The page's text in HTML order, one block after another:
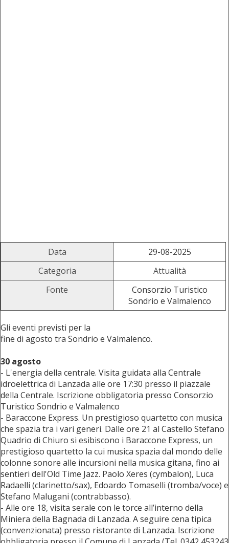
Data
29-08-2025
Categoria
Attualità
Fonte
Consorzio Turistico
Sondrio e Valmalenco
Gli eventi previsti per la
fine di agosto tra Sondrio e Valmalenco.
30 agosto
- L'energia della centrale. Visita guidata alla Centrale
idroelettrica di Lanzada alle ore 17:30 presso il piazzale
della Centrale. Iscrizione obbligatoria presso Consorzio
Turistico Sondrio e Valmalenco
- Baraccone Express. Un prestigioso quartetto con musica
che spazia tra i vari generi. Dalle ore 21 al Castello Stefano
Quadrio di Chiuro si esibiscono i Baraccone Express, un
prestigioso quartetto la cui musica spazia dal mondo delle
colonne sonore alle incursioni nella musica gitana, fino ai
sentieri dell'Old Time Jazz. Paolo Xeres (cymbalon), Luca
Radaelli (clarinetto/sax), Edoardo Tomaselli (tromba/voce) e
Stefano Malugani (contrabbasso).
- Alle ore 18, visita serale con le torce all’interno della
Miniera della Bagnada di Lanzada. A seguire cena tipica
(convenzionata) presso ristorante di Lanzada. Iscrizione